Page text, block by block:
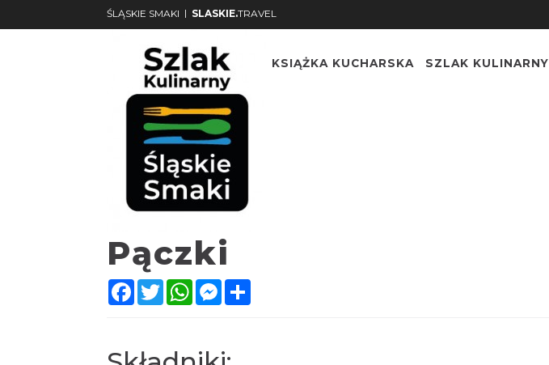
ŚLĄSKIE SMAKI | SLASKIE.TRAVEL
KSIĄŻKA KUCHARSKA SZLAK KULINARNY
Pączki
Facebook
TwitterWhatsAppMessenger